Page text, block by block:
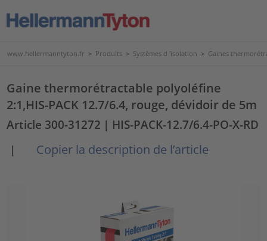
www.hellermanntyton.fr > Produits > Systèmes d 'isolation > Gaines
Gaine thermorétractable polyoléfine
2:1,HIS-PACK 12.7/6.4, rouge, dévidoir de 5m
Article 300-31272 | HIS-PACK-12.7/6.4-PO-X-RD
|
Copier la description de l’article